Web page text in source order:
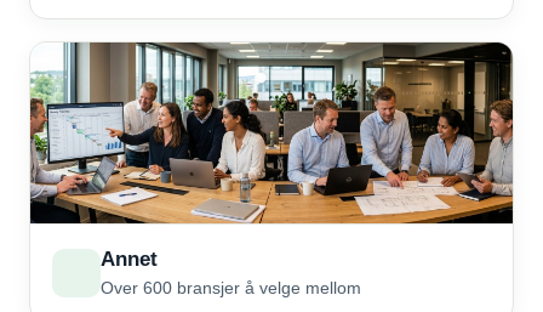
Annet
Over 600 bransjer å velge mellom